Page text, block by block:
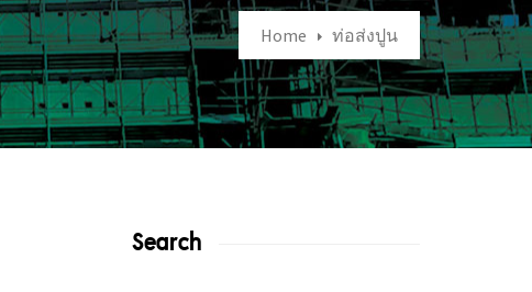
Home ท่อส่งปูน
Search